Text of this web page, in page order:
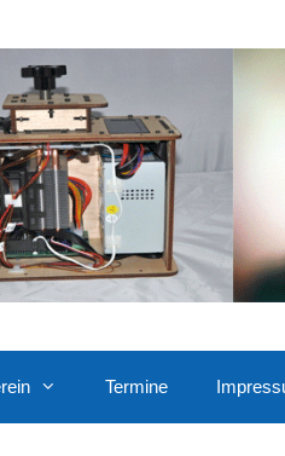
Termine